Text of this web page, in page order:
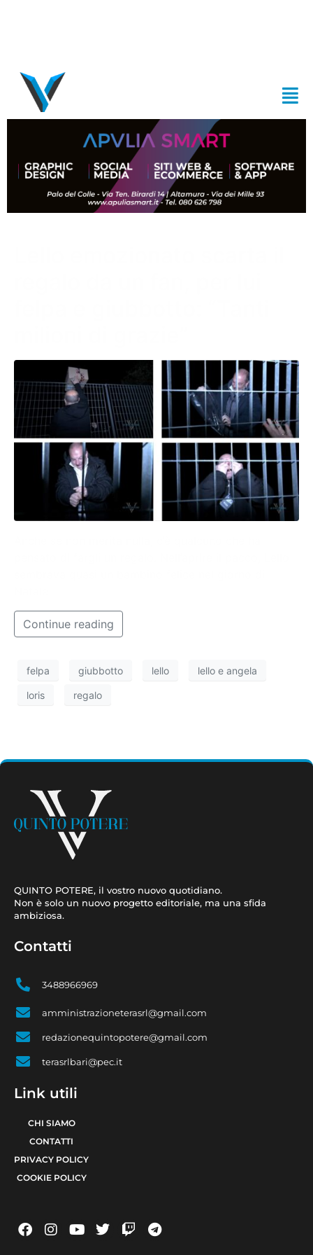
Continue reading
felpa giubbotto lello lello e angela
loris regalo
QUINTO POTERE, il vostro nuovo quotidiano.
Non è solo un nuovo progetto editoriale, ma una sfida
ambiziosa.
Contatti
3488966969
amministrazioneterasrl@gmail.com
redazionequintopotere@gmail.com
terasrlbari@pec.it
Link utili
CHI SIAMO
CONTATTI
PRIVACY POLICY
COOKIE POLICY